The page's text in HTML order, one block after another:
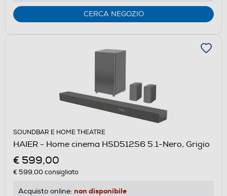
CERCA NEGOZIO
SOUNDBAR E HOME THEATRE
HAIER - Home cinema HSD512S6 5.1-Nero, Grigio
€ 599,00
€ 599,00consigliato
Acquisto online: non disponibile